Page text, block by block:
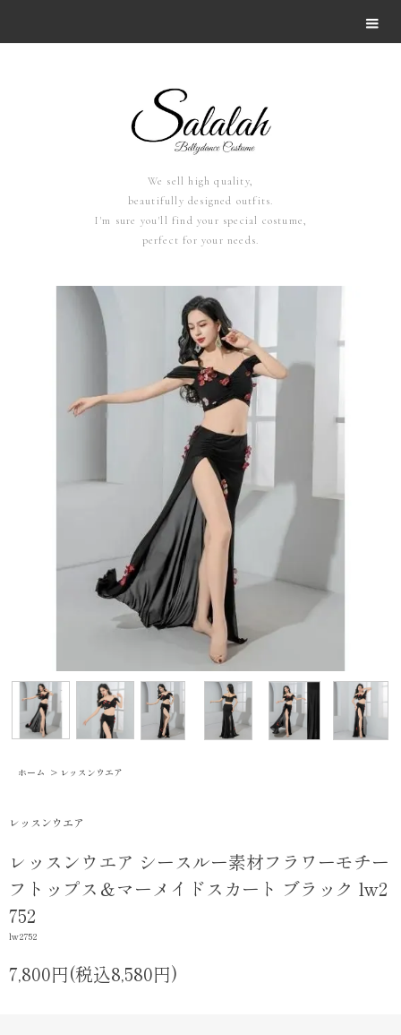
We sell high quality,
beautifully designed outfits.
I'm sure you'll find your special costume,
perfect for your needs.
ホーム > レッスンウエア
レッスンウエア
レッスンウエア シースルー素材フラワーモチー
フトップス＆マーメイドスカート ブラック lw2
752
lw2752
7,800円(税込8,580円)